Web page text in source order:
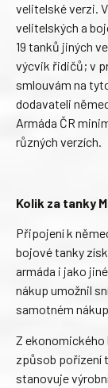
velitelské verzi.
velitelských a
19 tanků jiných
výcvik řidičů; v
smlouvám na
dodavateli
Armáda ČR
různých verzích.
Kolik za tanky
Připojení k
bojové tanky
armáda i jako
nákup umožnil
samotném
Z ekonomického
způsob pořízení
stanovuje